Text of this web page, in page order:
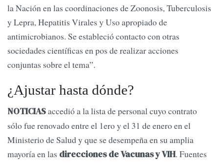
la Nación en las coordinaciones de Zoonosis, Tuberculosis
y Lepra, Hepatitis Virales y Uso apropiado de
antimicrobianos. Se estableció contacto con otras
sociedades científicas en pos de realizar acciones
conjuntas sobre el tema”.
¿Ajustar hasta dónde?
NOTICIASaccedió a la lista de personal cuyo contrato
sólo fue renovado entre el 1ero y el 31 de enero en el
Ministerio de Salud y que se desempeña en su amplia
mayoría en las direcciones de Vacunas y VIH. Fuentes